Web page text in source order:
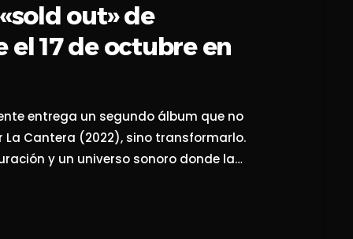
out» de
17 de octubre en
entrega un segundo álbum que no
Cantera (2022), sino transformarlo.
y un universo sonoro donde la
lo íntimo con lo colectivo.